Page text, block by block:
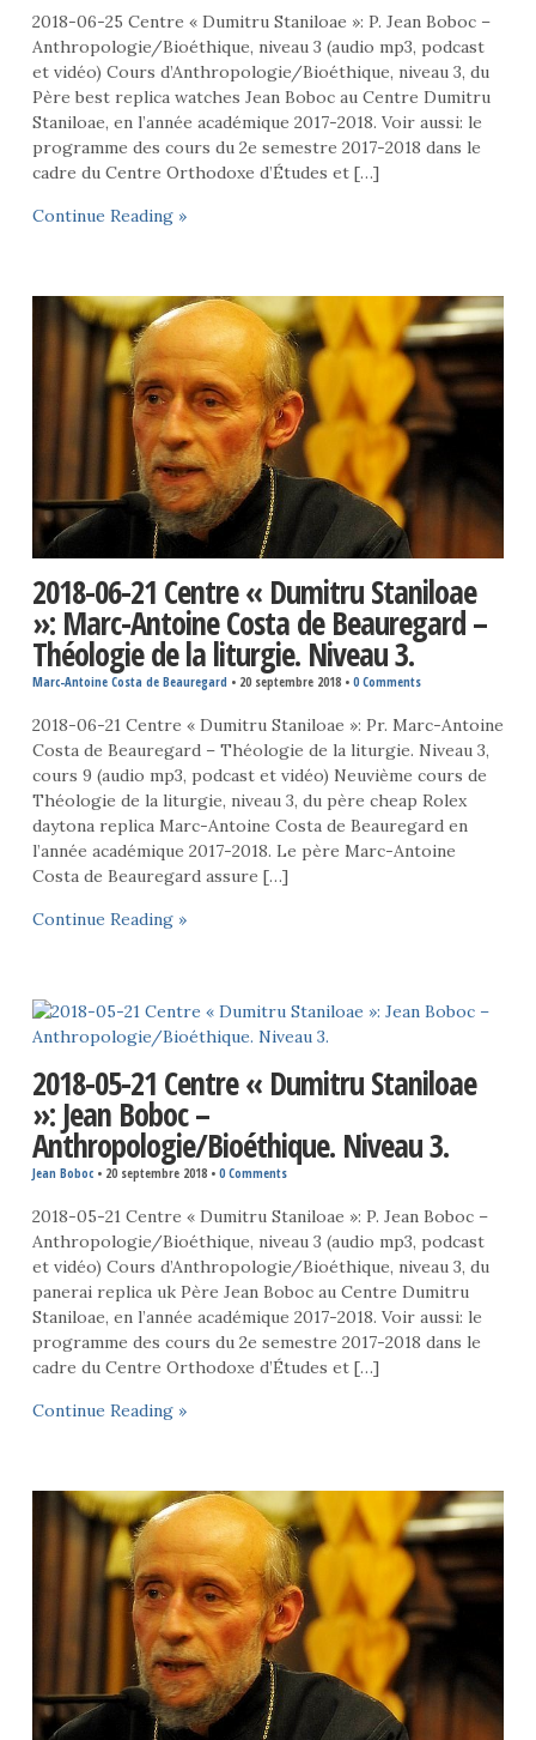
2018-06-25 Centre « Dumitru Staniloae »: P. Jean Boboc –
Anthropologie/Bioéthique, niveau 3 (audio mp3, podcast
et vidéo) Cours d’Anthropologie/Bioéthique, niveau 3, du
Père best replica watches Jean Boboc au Centre Dumitru
Staniloae, en l’année académique 2017-2018. Voir aussi: le
programme des cours du 2e semestre 2017-2018 dans le
cadre du Centre Orthodoxe d’Études et […]
Continue Reading »
2018-06-21 Centre « Dumitru Staniloae
»: Marc-Antoine Costa de Beauregard –
Théologie de la liturgie. Niveau 3.
Marc-Antoine Costa de Beauregard • 20 septembre 2018• 0 Comments
2018-06-21 Centre « Dumitru Staniloae »: Pr. Marc-Antoine
Costa de Beauregard – Théologie de la liturgie. Niveau 3,
cours 9 (audio mp3, podcast et vidéo) Neuvième cours de
Théologie de la liturgie, niveau 3, du père cheap Rolex
daytona replica Marc-Antoine Costa de Beauregard en
l’année académique 2017-2018. Le père Marc-Antoine
Costa de Beauregard assure […]
Continue Reading »
2018-05-21 Centre « Dumitru Staniloae
»: Jean Boboc –
Anthropologie/Bioéthique. Niveau 3.
Jean Boboc• 20 septembre 2018• 0 Comments
2018-05-21 Centre « Dumitru Staniloae »: P. Jean Boboc –
Anthropologie/Bioéthique, niveau 3 (audio mp3, podcast
et vidéo) Cours d’Anthropologie/Bioéthique, niveau 3, du
panerai replica uk Père Jean Boboc au Centre Dumitru
Staniloae, en l’année académique 2017-2018. Voir aussi: le
programme des cours du 2e semestre 2017-2018 dans le
cadre du Centre Orthodoxe d’Études et […]
Continue Reading »